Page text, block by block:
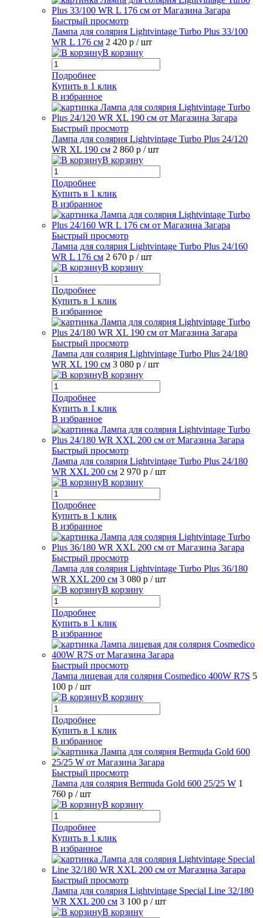
Быстрый просмотр
Лампа для солярия Lightvintage Turbo Plus 33/100
WR L 176 см 2 420 р / шт
В корзину
Подробнее
Купить в 1 клик
В избранное
Быстрый просмотр
Лампа для солярия Lightvintage Turbo Plus 24/120
WR XL 190 см 2 860 р / шт
В корзину
Подробнее
Купить в 1 клик
В избранное
Быстрый просмотр
Лампа для солярия Lightvintage Turbo Plus 24/160
WR L 176 см 2 670 р / шт
В корзину
Подробнее
Купить в 1 клик
В избранное
Быстрый просмотр
Лампа для солярия Lightvintage Turbo Plus 24/180
WR XL 190 см 3 080 р / шт
В корзину
Подробнее
Купить в 1 клик
В избранное
Быстрый просмотр
Лампа для солярия Lightvintage Turbo Plus 24/180
WR XXL 200 см 2 970 р / шт
В корзину
Подробнее
Купить в 1 клик
В избранное
Быстрый просмотр
Лампа для солярия Lightvintage Turbo Plus 36/180
WR XXL 200 см 3 080 р / шт
В корзину
Подробнее
Купить в 1 клик
В избранное
Быстрый просмотр
Лампа лицевая для солярия Cosmedico 400W R7S 5
100 р / шт
В корзину
Подробнее
Купить в 1 клик
В избранное
Быстрый просмотр
Лампа для солярия Bermuda Gold 600 25/25 W 1
760 р / шт
В корзину
Подробнее
Купить в 1 клик
В избранное
Быстрый просмотр
Лампа для солярия Lightvintage Special Line 32/180
WR XXL 200 см 3 100 р / шт
В корзину